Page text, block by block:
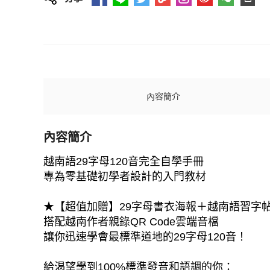
內容簡介
內容簡介
越南語29字母120音完全自學手冊
專為零基礎初學者設計的入門教材
★【超值加贈】29字母書衣海報＋越南語習字
搭配越南作者親錄QR Code雲端音檔
讓你迅速學會最標準道地的29字母120音！
給渴望學到100%標準發音和語調的你：